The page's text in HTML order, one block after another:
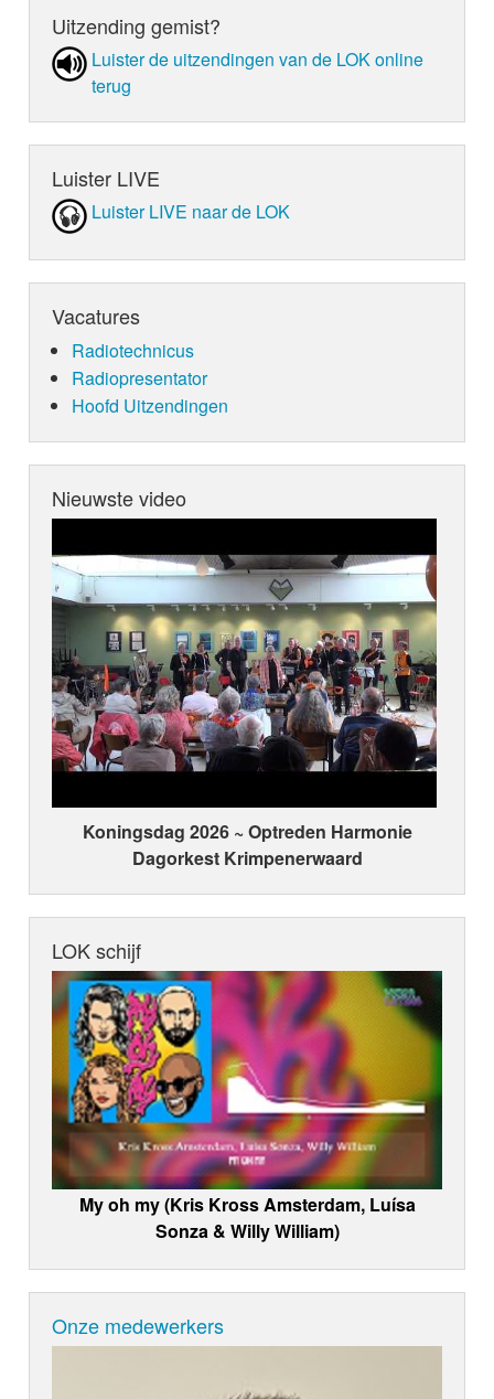
Uitzending gemist?
Luister de uit­zen­din­gen van de LOK online
terug
Luister LIVE
Luister LIVE naar de LOK
Vacatures
Radiotechnicus
Radiopresentator
Hoofd Uitzendingen
Nieuwste video
Koningsdag 2026 ~ Optreden Harmonie
Dagorkest Krimpenerwaard
LOK schijf
My oh my (Kris Kross Amsterdam, Luísa
Sonza & Willy William)
Onze medewerkers